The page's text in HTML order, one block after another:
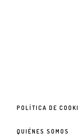
POLÍTICA DE
QUIÉNES SOMOS